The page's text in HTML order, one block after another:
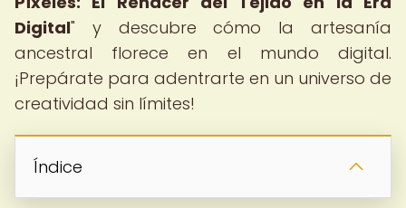
Digital" y descubre cómo la artesanía
ancestral florece en el mundo digital.
¡Prepárate para adentrarte en un universo de
creatividad sin límites!
Índice